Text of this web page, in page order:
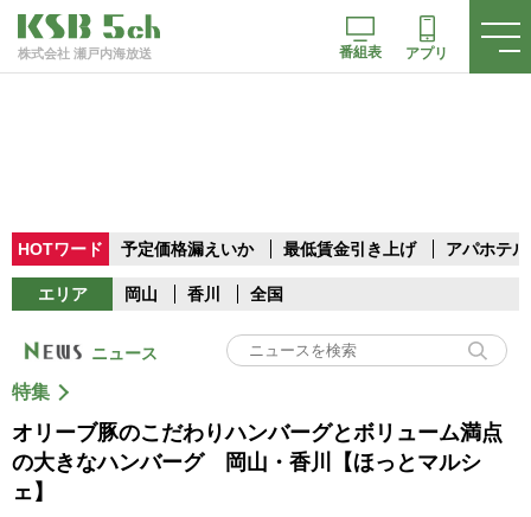
株式会社 瀬戸内海放送 番組表 アプリ
HOTワード 予定価格漏えいか 最低賃金引き上げ アパホテル
エリア 岡山 香川 全国
ニュース
特集
オリーブ豚のこだわりハンバーグとボリューム満点
の大きなハンバーグ 岡山・香川【ほっとマルシ
ェ】